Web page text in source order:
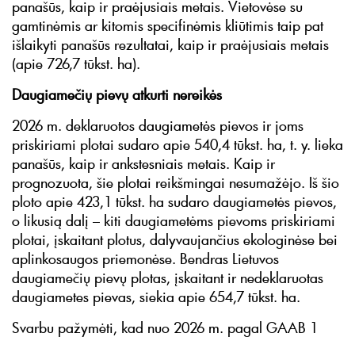
panašūs, kaip ir praėjusiais metais. Vietovėse su
gamtinėmis ar kitomis specifinėmis kliūtimis taip pat
išlaikyti panašūs rezultatai, kaip ir praėjusiais metais
(apie 726,7 tūkst. ha).
Daugiamečių pievų atkurti nereikės
2026 m. deklaruotos daugiametės pievos ir joms
priskiriami plotai sudaro apie 540,4 tūkst. ha, t. y. lieka
panašūs, kaip ir ankstesniais metais. Kaip ir
prognozuota, šie plotai reikšmingai nesumažėjo. Iš šio
ploto apie 423,1 tūkst. ha sudaro daugiametės pievos,
o likusią dalį – kiti daugiametėms pievoms priskiriami
plotai, įskaitant plotus, dalyvaujančius ekologinėse bei
aplinkosaugos priemonėse. Bendras Lietuvos
daugiamečių pievų plotas, įskaitant ir nedeklaruotas
daugiametes pievas, siekia apie 654,7 tūkst. ha.
Svarbu pažymėti, kad nuo 2026 m. pagal GAAB 1